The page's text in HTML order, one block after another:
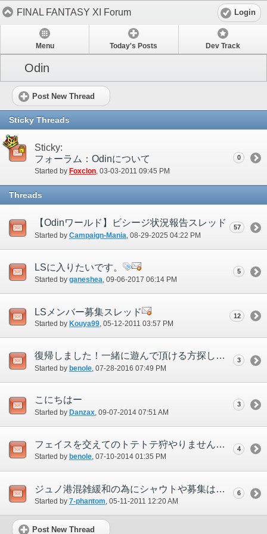
FINAL FANTASY XI Forum Login
Menu Today's Posts Dev Track
Odin
Post New Thread
Sticky Threads
Sticky:
フォーラム：Odinについて
Started by Foxclon‎, 03-03-2011 09:45 PM
0
Threads
【Odinワールド】ビシージ状況報告スレッド
Started by Campaign-Mania ‎, 08-29-2025 04:22 PM
57
LSに入りたいです。
Started by ganeshea‎, 09-06-2017 06:14 PM
5
LSメンバー募集スレッド
Started by Kouya99‎, 05-12-2011 03:57 PM
12
復帰しました！一緒に遊んで頂ける方探してます！
Started by benole ‎, 07-28-2016 07:49 PM
3
こにちはー
Started by Danzax‎, 09-07-2014 07:51 AM
3
フェイスを交えてのトテトテ狩やりませんか？オーディン鯖
Started by benole‎, 07-10-2014 01:35 PM
4
ジュノ港混雑緩和の為にシャウトや募集は白門でやろうよinおでん
Started by 7-phantom ‎, 05-11-2011 12:20 AM
6
Post New Thread